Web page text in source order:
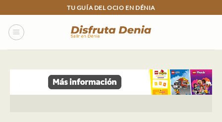
to
content
TU GUÍA DEL OCIO EN DÉNIA